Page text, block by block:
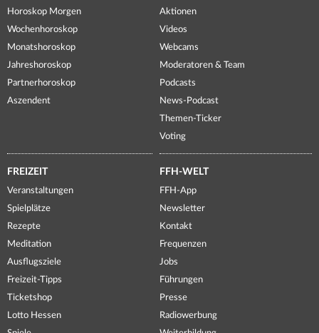
Horoskop Morgen
Wochenhoroskop
Monatshoroskop
Jahreshoroskop
Partnerhoroskop
Aszendent
Aktionen
Videos
Webcams
Moderatoren & Team
Podcasts
News-Podcast
Themen-Ticker
Voting
FREIZEIT
Veranstaltungen
Spielplätze
Rezepte
Meditation
Ausflugsziele
Freizeit-Tipps
Ticketshop
Lotto Hessen
FFH-WELT
FFH-App
Newsletter
Kontakt
Frequenzen
Jobs
Führungen
Presse
Radiowerbung